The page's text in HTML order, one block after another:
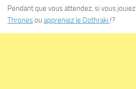
Pendant que vous attendez, si vous jouiez
Thronesou appreniez le Dothraki !?